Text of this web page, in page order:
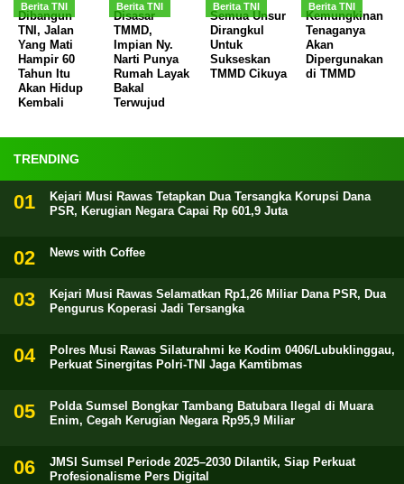
Berita TNI
Dibangun
TNI, Jalan
Yang Mati
Hampir 60
Tahun Itu
Akan Hidup
Kembali
Berita TNI
Disasar
TMMD,
Impian Ny.
Narti Punya
Rumah Layak
Bakal
Terwujud
Berita TNI
Semua Unsur
Dirangkul
Untuk
Sukseskan
TMMD Cikuya
Berita TNI
Kemungkinan
Tenaganya
Akan
Dipergunakan
di TMMD
TRENDING
Kejari Musi Rawas Tetapkan Dua Tersangka Korupsi Dana
PSR, Kerugian Negara Capai Rp 601,9 Juta
News with Coffee
Kejari Musi Rawas Selamatkan Rp1,26 Miliar Dana PSR, Dua
Pengurus Koperasi Jadi Tersangka
Polres Musi Rawas Silaturahmi ke Kodim 0406/Lubuklinggau,
Perkuat Sinergitas Polri-TNI Jaga Kamtibmas
Polda Sumsel Bongkar Tambang Batubara Ilegal di Muara
Enim, Cegah Kerugian Negara Rp95,9 Miliar
JMSI Sumsel Periode 2025–2030 Dilantik, Siap Perkuat
Profesionalisme Pers Digital